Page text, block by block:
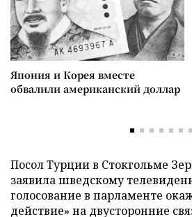
Япония и Корея вместе
обвалили американский доллар
Посол Турции в Стокгольме
заявила шведскому
голосование в парламенте
действие» на двусторонние